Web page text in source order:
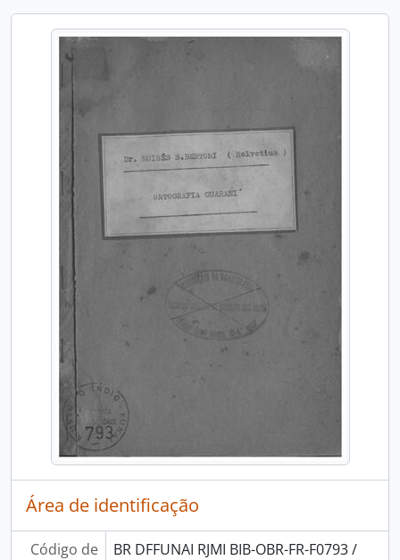
Área de identificação
Código de
BR DFFUNAI RJMI BIB-OBR-FR-F0793 /